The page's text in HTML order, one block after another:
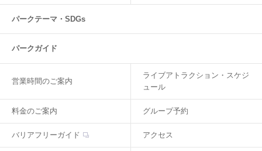
パークテーマ・SDGs
パークガイド
営業時間のご案内
ライブアトラクション・スケジ
ュール
料金のご案内 グループ予約
バリアフリーガイド アクセス